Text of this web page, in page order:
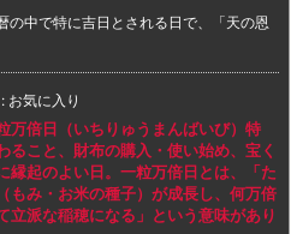
の中で特に吉日とされる日で、「天の恩
: お気に入り
万倍日（いちりゅうまんばいび）特
ること、財布の購入・使い始め、宝く
縁起のよい日。一粒万倍日とは、「た
もみ・お米の種子）が成長し、何万倍
立派な稲穂になる」という意味があり